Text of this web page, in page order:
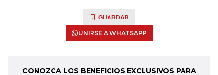
GUARDAR
UNIRSE A WHATSAPP
CONOZCA LOS BENEFICIOS EXCLUSIVOS PARA